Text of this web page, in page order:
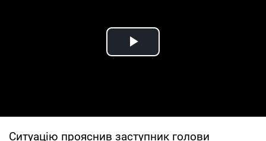
Play Video
Ситуацію прояснив заступник голови